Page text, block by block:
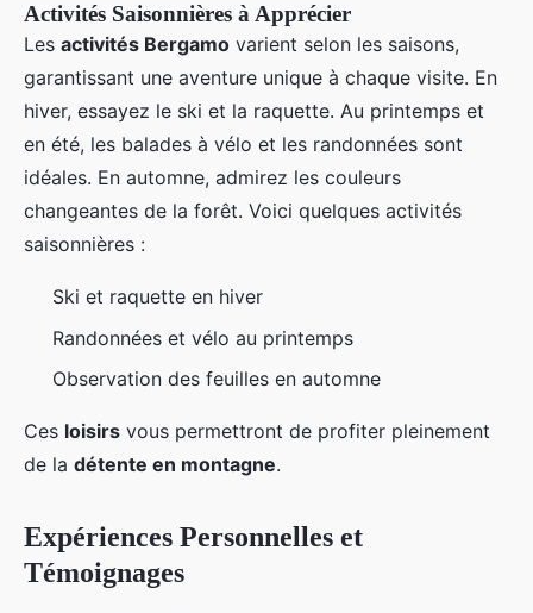
Activités Saisonnières à Apprécier
Les activités Bergamo varient selon les saisons,
garantissant une aventure unique à chaque visite. En
hiver, essayez le ski et la raquette. Au printemps et
en été, les balades à vélo et les randonnées sont
idéales. En automne, admirez les couleurs
changeantes de la forêt. Voici quelques activités
saisonnières :
Ski et raquette en hiver
Randonnées et vélo au printemps
Observation des feuilles en automne
Ces loisirs vous permettront de profiter pleinement
de la détente en montagne.
Expériences Personnelles et
Témoignages